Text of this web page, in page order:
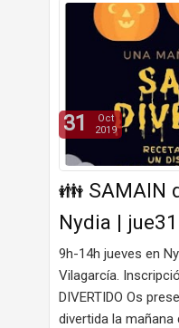
👪 SAMAIN
Nydia |
9h-14h jueves en
Vilagarcía.
DIVERTIDO Os
divertida la mañana
31
Oct
2019